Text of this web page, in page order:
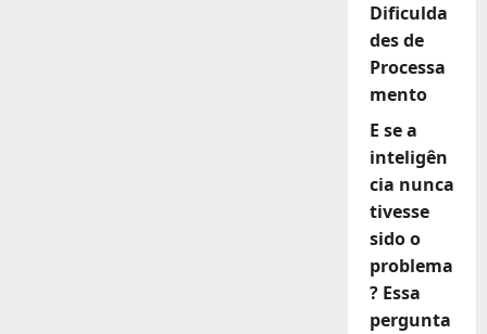
Dificulda
des de
Processa
mento
E se a
inteligên
cia nunca
tivesse
sido o
problema
? Essa
pergunta